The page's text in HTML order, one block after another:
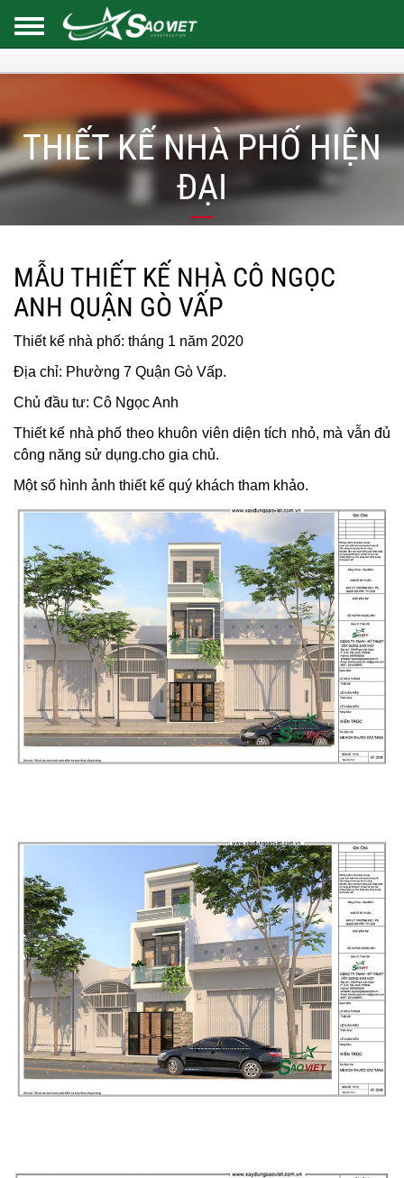
THIẾT KẾ NHÀ PHỐ HIỆN
ĐẠI
MẪU THIẾT KẾ NHÀ CÔ NGỌC
ANH QUẬN GÒ VẤP
Thiết kế nhà phố: tháng 1 năm 2020
Địa chỉ: Phường 7 Quận Gò Vấp.
Chủ đầu tư: Cô Ngọc Anh
Thiết kế nhà phố theo khuôn viên diện tích nhỏ, mà vẫn đủ
công năng sử dụng.cho gia chủ.
Một số hình ảnh thiết kế quý khách tham khảo.